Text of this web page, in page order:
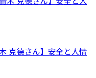
克德さん】安全と人情